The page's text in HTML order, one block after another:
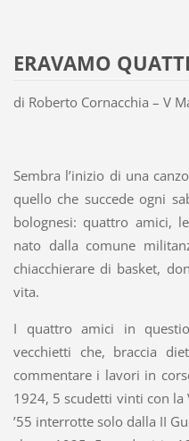
ERAVAMO
di Roberto Cornacchia – V
Sembra l’inizio di una
quello che succede ogni
bolognesi: quattro amici,
nato dalla comune
chiacchierare di basket,
vita.
I quattro amici in
vecchietti che, braccia
commentare i lavori in
1924, 5 scudetti vinti con la
’55 interrotte solo dalla II